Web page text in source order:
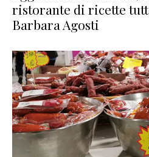
ristorante di ricette
Barbara Agosti